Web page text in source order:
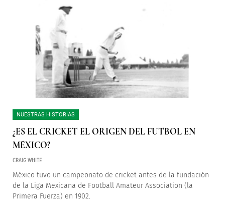
NUESTRAS HISTORIAS
¿ES EL CRICKET EL ORIGEN DEL FUTBOL EN
MÉXICO?
CRAIG WHITE
México tuvo un campeonato de cricket antes de la fundación
de la Liga Mexicana de Football Amateur Association (la
Primera Fuerza) en 1902.